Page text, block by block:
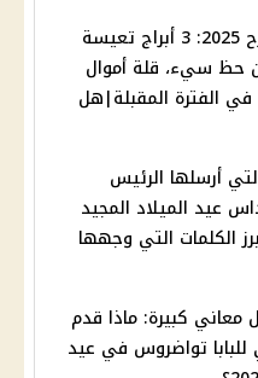
توقعات ماغي فرح 2025: 3 أبراج تعيسة
حظ سيء، قلة أموال
الفترة المقبلة|هل
أرسلها الرئيس
عيد الميلاد المجيد
الكلمات التي وجهها
معاني كبيرة: ماذا قدم
تواضروس في عيد